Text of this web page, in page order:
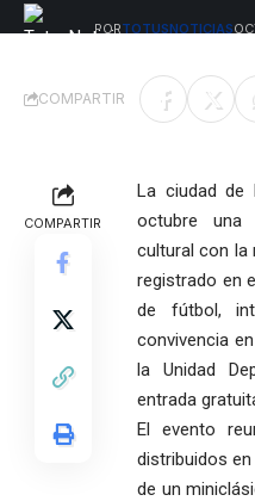
PORTOTUSNOTICIAS
COMPARTIR
COMPARTIR
La ciudad de
octubre una
cultural con la
registrado en
de fútbol,
convivencia
la Unidad
entrada
El evento
distribuidos
de un